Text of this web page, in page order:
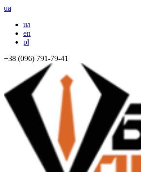
ua
ua
en
pl
+38 (096) 791-79-41